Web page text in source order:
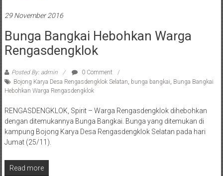
29 November 2016
Bunga Bangkai Hebohkan Warga
Rengasdengklok
Posted By: admin
0 Comment
Bojong Karya Desa Rengasdengklok Selatan bunga bangkai Bunga Bangkai
Hebohkan Warga Rengasdengklok
RENGASDENGKLOK, Spirit – Warga Rengasdengklok dihebohkan
dengan ditemukannya Bunga Bangkai. Bunga yang ditemukan di
kampung Bojong Karya Desa Rengasdengklok Selatan pada hari
Jumat (25/11).
Read more